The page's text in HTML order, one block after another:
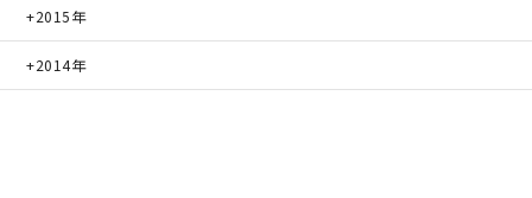
2015年
2014年